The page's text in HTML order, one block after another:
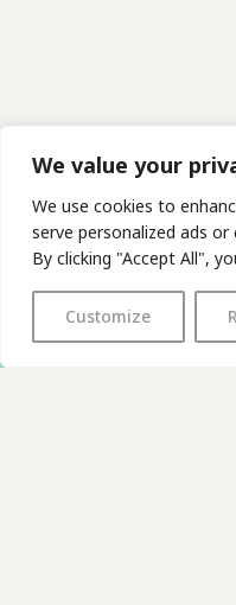
We value your
We use cookies to
serve personalized ads
By clicking "Accept All",
Customize